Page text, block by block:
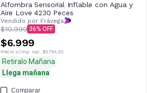
Alfombra Sensorial Inflable con Agua y
Aire Love 4230 Peces
Vendido por Frávega
$10.999 36
$6.999
Precio s/imp. nac. $5.784,30
Retiralo Mañana
Llega mañana
Comparar